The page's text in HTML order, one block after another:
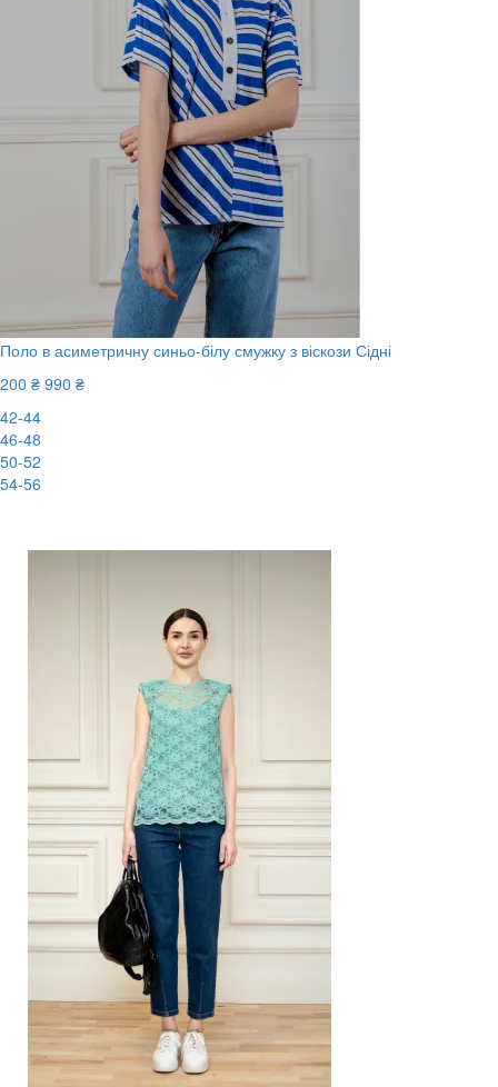
Поло в асиметричну синьо-білу смужку з віскози Сідні
200 ₴ 990 ₴
42-44
46-48
50-52
54-56